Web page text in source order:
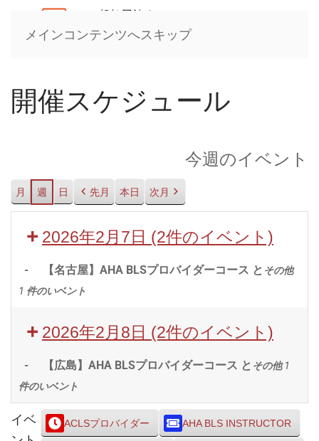
メインコンテンツへスキップ
開催スケジュール
今週のイベント
月 週 日 先月 本日 次月
2026年2月7日 (2件のイベント)
- 【名古屋】AHA BLSプロバイダーコース と その他
1 件のいベント
2026年2月8日 (2件のイベント)
- 【広島】AHA BLSプロバイダーコース と その他 1
件のいベント
イベ
ACLSプロバイダー AHA BLS INSTRUCTOR